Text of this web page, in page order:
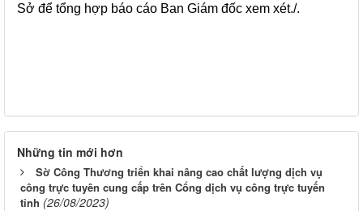
Sở để tổng hợp báo cáo Ban Giám đốc xem xét./.
Những tin mới hơn
Sờ Công Thương triển khai nâng cao chất lượng dịch vụ
công trực tuyên cung cấp trên Cổng dịch vụ công trực tuyến
tỉnh (26/08/2023)